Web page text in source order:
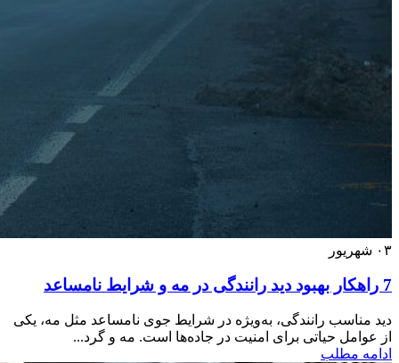
۰۳ شهریور
7 راهکار بهبود دید رانندگی در مه و شرایط نامساعد
دید مناسب رانندگی، به‌ویژه در شرایط جوی نامساعد مثل مه، یکی
از عوامل حیاتی برای امنیت در جاده‌ها است. مه و گرد...
ادامه مطلب